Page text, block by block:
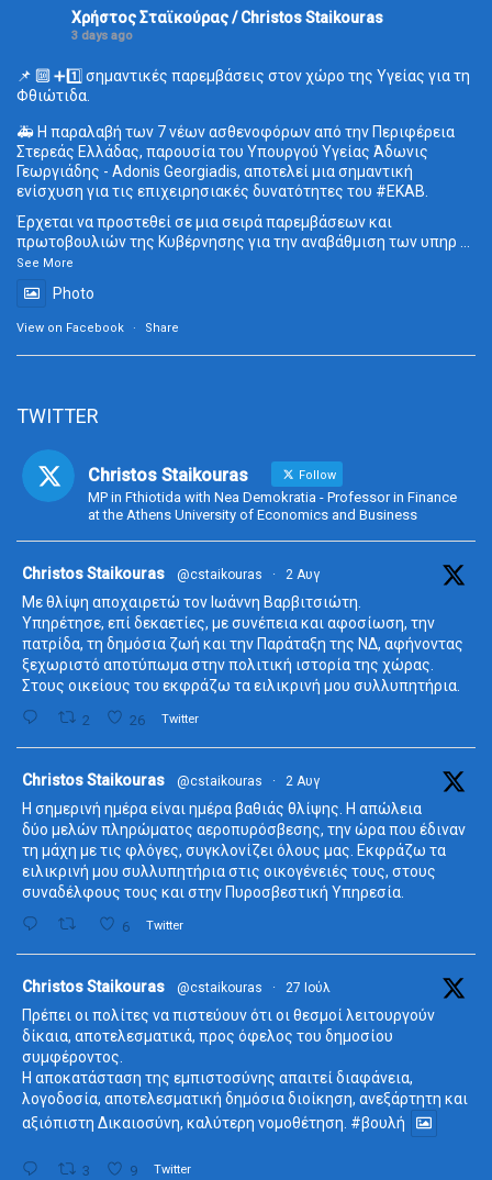
Χρήστος Σταϊκούρας / Christos Staikouras
3 days ago
📌 🔟 ➕1️⃣ σημαντικές παρεμβάσεις στον χώρο της Υγείας για τη
Φθιώτιδα.
🚑 Η παραλαβή των 7 νέων ασθενοφόρων από την Περιφέρεια
Στερεάς Ελλάδας, παρουσία του Υπουργού Υγείας Άδωνις
Γεωργιάδης - Adonis Georgiadis, αποτελεί μια σημαντική
ενίσχυση για τις επιχειρησιακές δυνατότητες του #ΕΚΑΒ.
Έρχεται να προστεθεί σε μια σειρά παρεμβάσεων και
πρωτοβουλιών της Κυβέρνησης για την αναβάθμιση των υπηρ ...
See More
Photo
View on Facebook · Share
TWITTER
Christos Staikouras Follow
MP in Fthiotida with Nea Demokratia - Professor in Finance
at the Athens University of Economics and Business
Christos Staikouras @cstaikouras · 2 Αυγ
Με θλίψη αποχαιρετώ τον Ιωάννη Βαρβιτσιώτη.
Υπηρέτησε, επί δεκαετίες, με συνέπεια και αφοσίωση, την
πατρίδα, τη δημόσια ζωή και την Παράταξη της ΝΔ, αφήνοντας
ξεχωριστό αποτύπωμα στην πολιτική ιστορία της χώρας.
Στους οικείους του εκφράζω τα ειλικρινή μου συλλυπητήρια.
2 26 Twitter
Christos Staikouras @cstaikouras · 2 Αυγ
Η σημερινή ημέρα είναι ημέρα βαθιάς θλίψης. Η απώλεια
δύο μελών πληρώματος αεροπυρόσβεσης, την ώρα που έδιναν
τη μάχη με τις φλόγες, συγκλονίζει όλους μας. Εκφράζω τα
ειλικρινή μου συλλυπητήρια στις οικογένειές τους, στους
συναδέλφους τους και στην Πυροσβεστική Υπηρεσία.
6 Twitter
Christos Staikouras @cstaikouras · 27 Ιούλ
Πρέπει οι πολίτες να πιστεύουν ότι οι θεσμοί λειτουργούν
δίκαια, αποτελεσματικά, προς όφελος του δημοσίου
συμφέροντος.
Η αποκατάσταση της εμπιστοσύνης απαιτεί διαφάνεια,
λογοδοσία, αποτελεσματική δημόσια διοίκηση, ανεξάρτητη και
αξιόπιστη Δικαιοσύνη, καλύτερη νομοθέτηση. #βουλή
3 9 Twitter